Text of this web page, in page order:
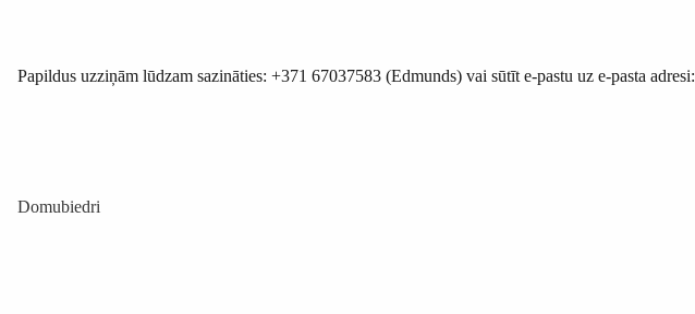
Papildus uzziņām lūdzam sazināties: +371 67037583 (Edmunds) vai sūtīt e-pastu uz e-pasta adresi:
Domubiedri